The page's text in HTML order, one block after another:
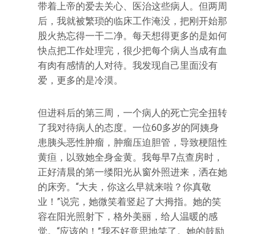
带着上帝的爱去关心、医治这些病人。但两周
后，我就被繁琐的临床工作淹没，把刚开始那
股火热忘得一干二净。每天想得更多的是如何
快点把工作处理完，很少把每个病人当成有血
有肉有感情的人对待。我发现自己里面没有
爱，更多的是冷漠。
但进科后的第三周，一个病人的死亡完全扭转
了我对待病人的态度。一位60多岁的阿姨身
患胰头恶性肿瘤，肿瘤压迫胆管，导致梗阻性
黄疸，以致她全身金黄。我每早7点查房时，
正好清晨的第一缕阳光从窗外照进来，洒在她
的床旁。“大夫，你这么早就来啦？你真敬
业！”说完，她微笑着竖起了大拇指。她的笑
容在阳光照射下，格外美丽，给人温暖的感
觉。“应该的！”我不好意思地笑了。她的鼓励